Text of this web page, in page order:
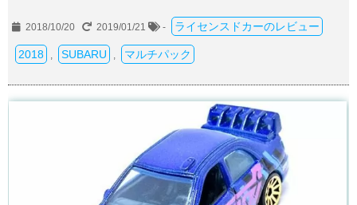
2018/10/20 2019/01/21 - ライセンスドカーのレビュー
2018 SUBARU マルチパック